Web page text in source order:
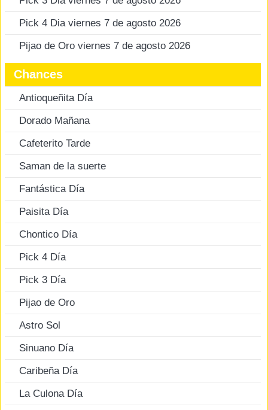
Pick 4 Dia viernes 7 de agosto 2026
Pijao de Oro viernes 7 de agosto 2026
Chances
Antioqueñita Día
Dorado Mañana
Cafeterito Tarde
Saman de la suerte
Fantástica Día
Paisita Día
Chontico Día
Pick 4 Día
Pick 3 Día
Pijao de Oro
Astro Sol
Sinuano Día
Caribeña Día
La Culona Día